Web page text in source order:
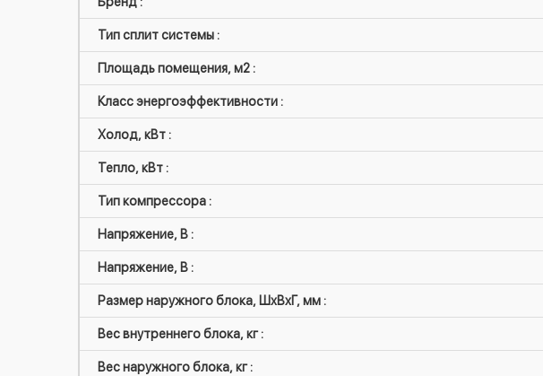
Тип сплит системы :
Площадь помещения, м2 :
Класс энергоэффективности :
Холод, кВт :
Тепло, кВт :
Тип компрессора :
Напряжение, В :
Напряжение, В :
Размер наружного блока, ШxВxГ, мм :
Вес внутреннего блока, кг :
Вес наружного блока, кг :